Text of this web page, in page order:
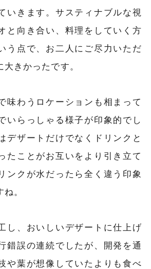
いきます。サスティナブルな視
と向き合い、料理をしていく方
う点で、お二人にご尽力いただ
きかったです。
味わうロケーションも相まって
いらっしゃる様子が印象的でし
デザートだけでなくドリンクと
たことがお互いをより引き立て
ンクが水だったら全く違う印象
。
し、おいしいデザートに仕上げ
錯誤の連続でしたが、開発を通
や葉が想像していたよりも食べ